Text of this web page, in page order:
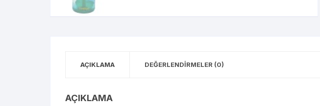
AÇIKLAMA DEĞERLENDIRMELER (0)
AÇIKLAMA